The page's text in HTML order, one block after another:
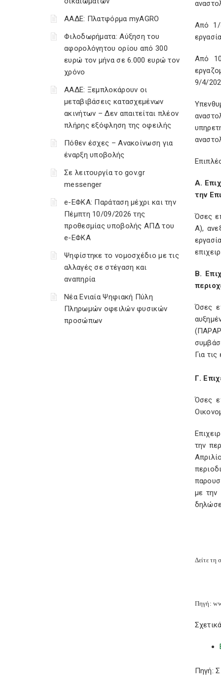
ΑΑΔΕ: Πλατφόρμα myAGRO
Φιλοδωρήματα: Αύξηση του
αφορολόγητου ορίου από 300
ευρώ τον μήνα σε 6.000 ευρώ τον
χρόνο
ΑΑΔΕ: Ξεμπλοκάρουν οι
μεταβιβάσεις κατασχεμένων
ακινήτων – Δεν απαιτείται πλέον
πλήρης εξόφληση της οφειλής
Πόθεν έσχες – Ανακοίνωση για
έναρξη υποβολής
Σε λειτουργία το gov.gr
messenger
e-ΕΦΚΑ: Παράταση μέχρι και την
Πέμπτη 10/09/2026 της
προθεσμίας υποβολής ΑΠΔ του
e-ΕΦΚΑ
Ψηφίστηκε το νομοσχέδιο με τις
αλλαγές σε στέγαση και
αναπηρία
Νέα Ενιαία Ψηφιακή Πύλη
Πληρωμών οφειλών φυσικών
προσώπων
Από 1/
Από
9/4/
Α.
την
Όσες
Α),
Β.
Όσες
Για
Γ.
Όσες
την
με την
Δείτε τη
Πηγή:
Πηγή: